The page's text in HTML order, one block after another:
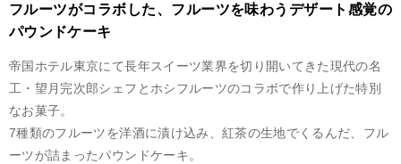
フルーツがコラボした、フルーツを味わうデザート感覚の
パウンドケーキ
帝国ホテル東京にて長年スイーツ業界を切り開いてきた現代の名
工・望月完次郎シェフとホシフルーツのコラボで作り上げた特別
なお菓子。
7種類のフルーツを洋酒に漬け込み、紅茶の生地でくるんだ、フル
ーツが詰まったパウンドケーキ。